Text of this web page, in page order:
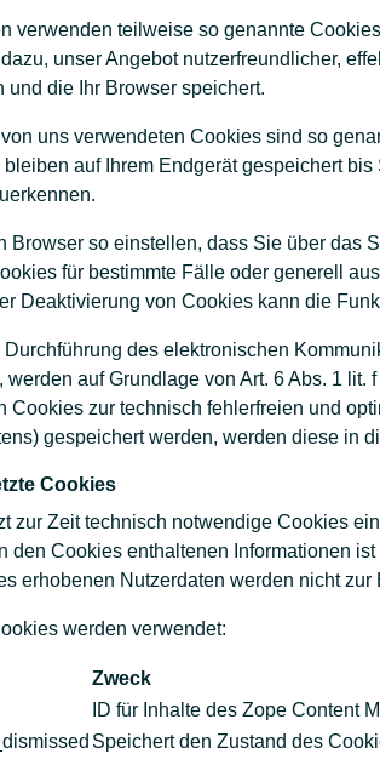
verwenden teilweise so genannte
unser Angebot nutzerfreundlicher,
und die Ihr Browser speichert.
uns verwendeten Cookies sind so
auf Ihrem Endgerät gespeichert
Browser so einstellen, dass Sie über das
für bestimmte Fälle oder generell
Deaktivierung von Cookies kann die
des elektronischen
werden auf Grundlage von Art. 6 Abs. 1
Cookies zur technisch fehlerfreien und
gespeichert werden, werden diese in
Cookies
zur Zeit technisch notwendige Cookies
den Cookies enthaltenen Informationen
erhobenen Nutzerdaten werden nicht
werden verwendet:
Zweck
ID für Inhalte des Zope Content
Speichert den Zustand des